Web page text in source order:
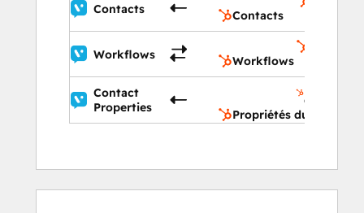
Contacts
Contacts
Workflows
Workflows
Contact
Properties
du
Propriétés du contact